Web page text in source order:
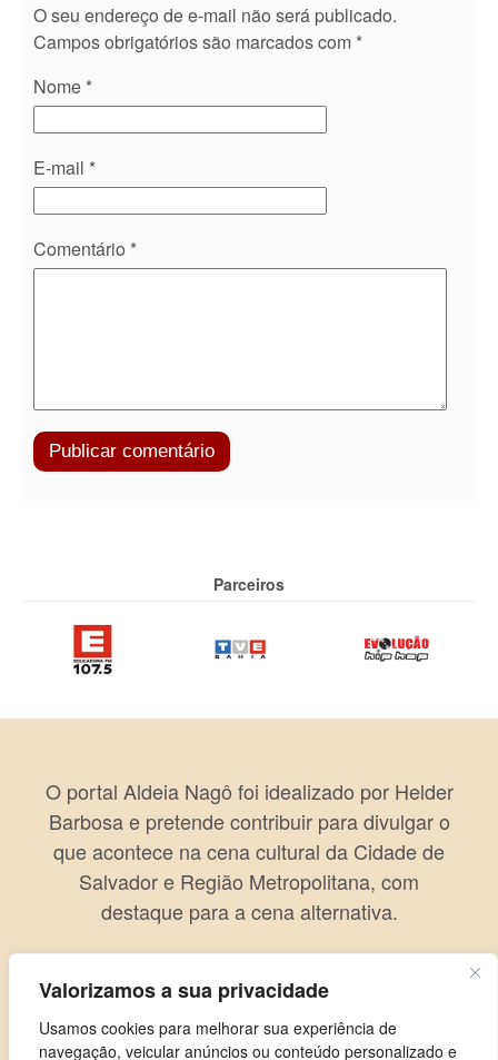
Valorizamos a sua privacidade
Usamos cookies para melhorar sua experiência de
navegação, veicular anúncios ou conteúdo personalizado e
O seu endereço de e-mail não será publicado.
Campos obrigatórios são marcados com *
Nome *
E-mail *
Comentário *
Parceiros
O portal Aldeia Nagô foi idealizado por Helder
Barbosa e pretende contribuir para divulgar o
que acontece na cena cultural da Cidade de
Salvador e Região Metropolitana, com
destaque para a cena alternativa.